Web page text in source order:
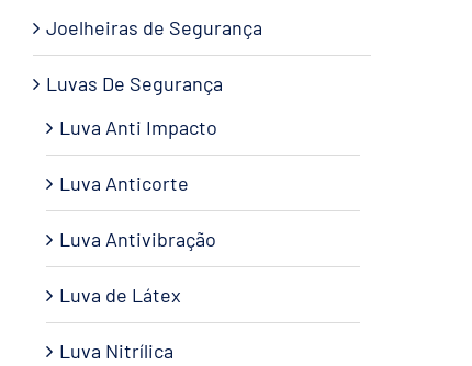
Joelheiras de Segurança
Luvas De Segurança
Luva Anti Impacto
Luva Anticorte
Luva Antivibração
Luva de Látex
Luva Nitrílica